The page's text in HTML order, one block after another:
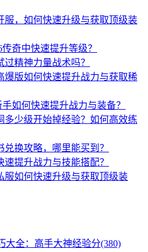
服，如何快速升级与获取顶级装
奇中快速提升等级？
精神力量战术吗？
爆版如何快速提升战力与获取稀
如何快速提升战力与装备？
多少级开始掉经验？如何高效练
换攻略，哪里能买到？
提升战力与技能搭配？
服如何快速升级与获取顶级装
大全：高手大神经验分(380)